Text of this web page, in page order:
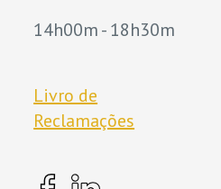
14h00m - 18h30m
Livro de
Reclamações